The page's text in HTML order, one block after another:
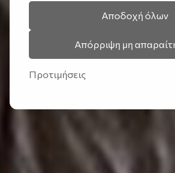
Αποδοχή όλων
Απόρριψη μη
Προτιμήσεις